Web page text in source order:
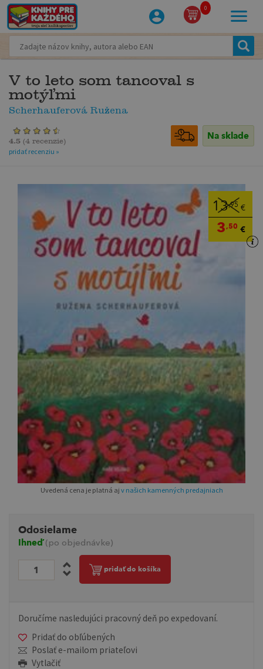
0
V to leto som tancoval s
motýľmi
Scherhauferová Ružena
Na sklade
4.5 (4 recenzie)
pridať recenziu »
13,95 €
3,50 €
Uvedená cena je platná aj v našich kamenných predajniach
Odosielame
Ihneď(po objednávke)
pridať do košíka
Doručíme nasledujúci pracovný deň po expedovaní.
Pridať do obľúbených
Poslať e-mailom priateľovi
Vytlačiť